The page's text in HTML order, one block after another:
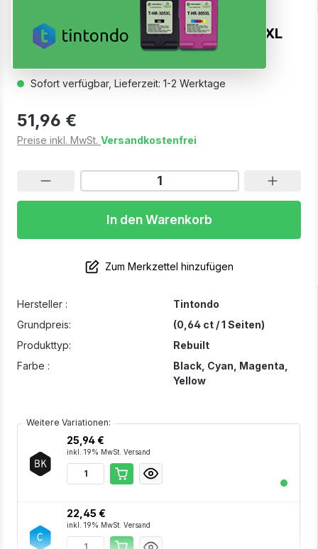
Hersteller :
Tintondo
Grundpreis:
(0,64 ct / 1 Seiten)
Produkttyp:
Rebuilt
Farbe :
Black, Cyan , Magenta
Yellow
Weitere Variationen:
25,94 €
inkl. 19% MwSt. Versand
22,45 €
inkl. 19% MwSt. Versand
Rebuilt Druckerpatronen für HP 953XL
BKCMY 4er Set
Sofort verfügbar, Lieferzeit: 1-2 Werktage
51,96 €
Preise inkl. MwSt. Versandkostenfrei
In den Warenkorb
Zum Merkzettel hinzufügen